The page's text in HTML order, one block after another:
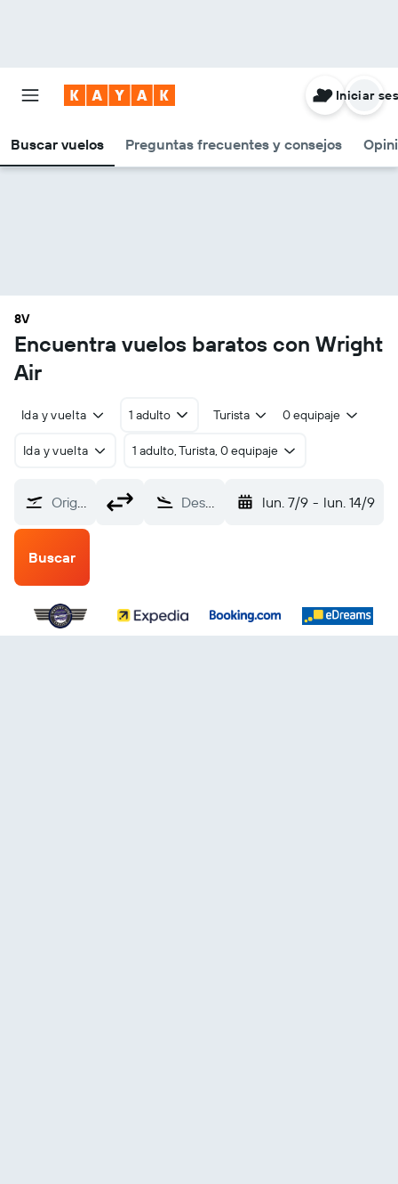
Buscar vuelos Preguntas frecuentes y consejos
Iniciar
8V
Encuentra vuelos baratos con Wright
Air
Ida y vuelta 1 adulto Turista 0 equipaje
Ida y vuelta 1 adulto, Turista, 0 equipaje
Origen Destino lun. 7/9 - lun. 14/9
Buscar